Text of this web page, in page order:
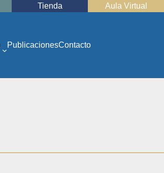
Tienda Aula Virtual
PublicacionesContacto